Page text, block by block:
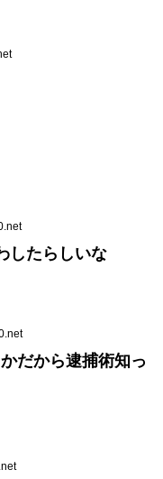
したらしいな
だから逮捕術知っ